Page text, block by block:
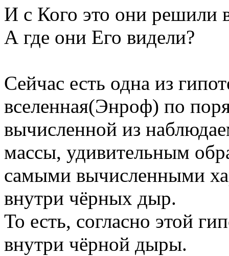
И с Кого это они решили
А где они Его видели?
Сейчас есть одна из
вселенная(Энроф) по
вычисленной из
массы, удивительным
самыми вычисленными
внутри чёрных дыр.
То есть, согласно этой
внутри чёрной дыры.